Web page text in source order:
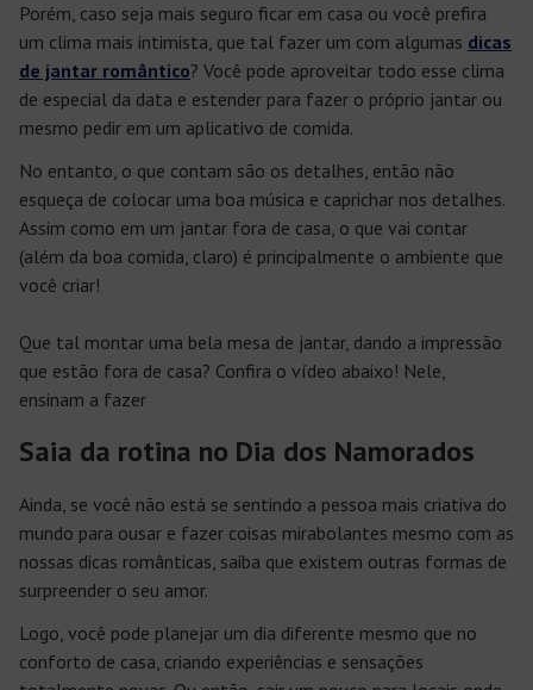
Porém, caso seja mais seguro ficar em casa ou você prefira
um clima mais intimista, que tal fazer um com algumas dicas
de jantar romântico? Você pode aproveitar todo esse clima
de especial da data e estender para fazer o próprio jantar ou
mesmo pedir em um aplicativo de comida.
No entanto, o que contam são os detalhes, então não
esqueça de colocar uma boa música e caprichar nos detalhes.
Assim como em um jantar fora de casa, o que vai contar
(além da boa comida, claro) é principalmente o ambiente que
você criar!
Que tal montar uma bela mesa de jantar, dando a impressão
que estão fora de casa? Confira o vídeo abaixo! Nele,
ensinam a fazer
Saia da rotina no Dia dos Namorados
Ainda, se você não está se sentindo a pessoa mais criativa do
mundo para ousar e fazer coisas mirabolantes mesmo com as
nossas dicas românticas, saiba que existem outras formas de
surpreender o seu amor.
Logo, você pode planejar um dia diferente mesmo que no
conforto de casa, criando experiências e sensações